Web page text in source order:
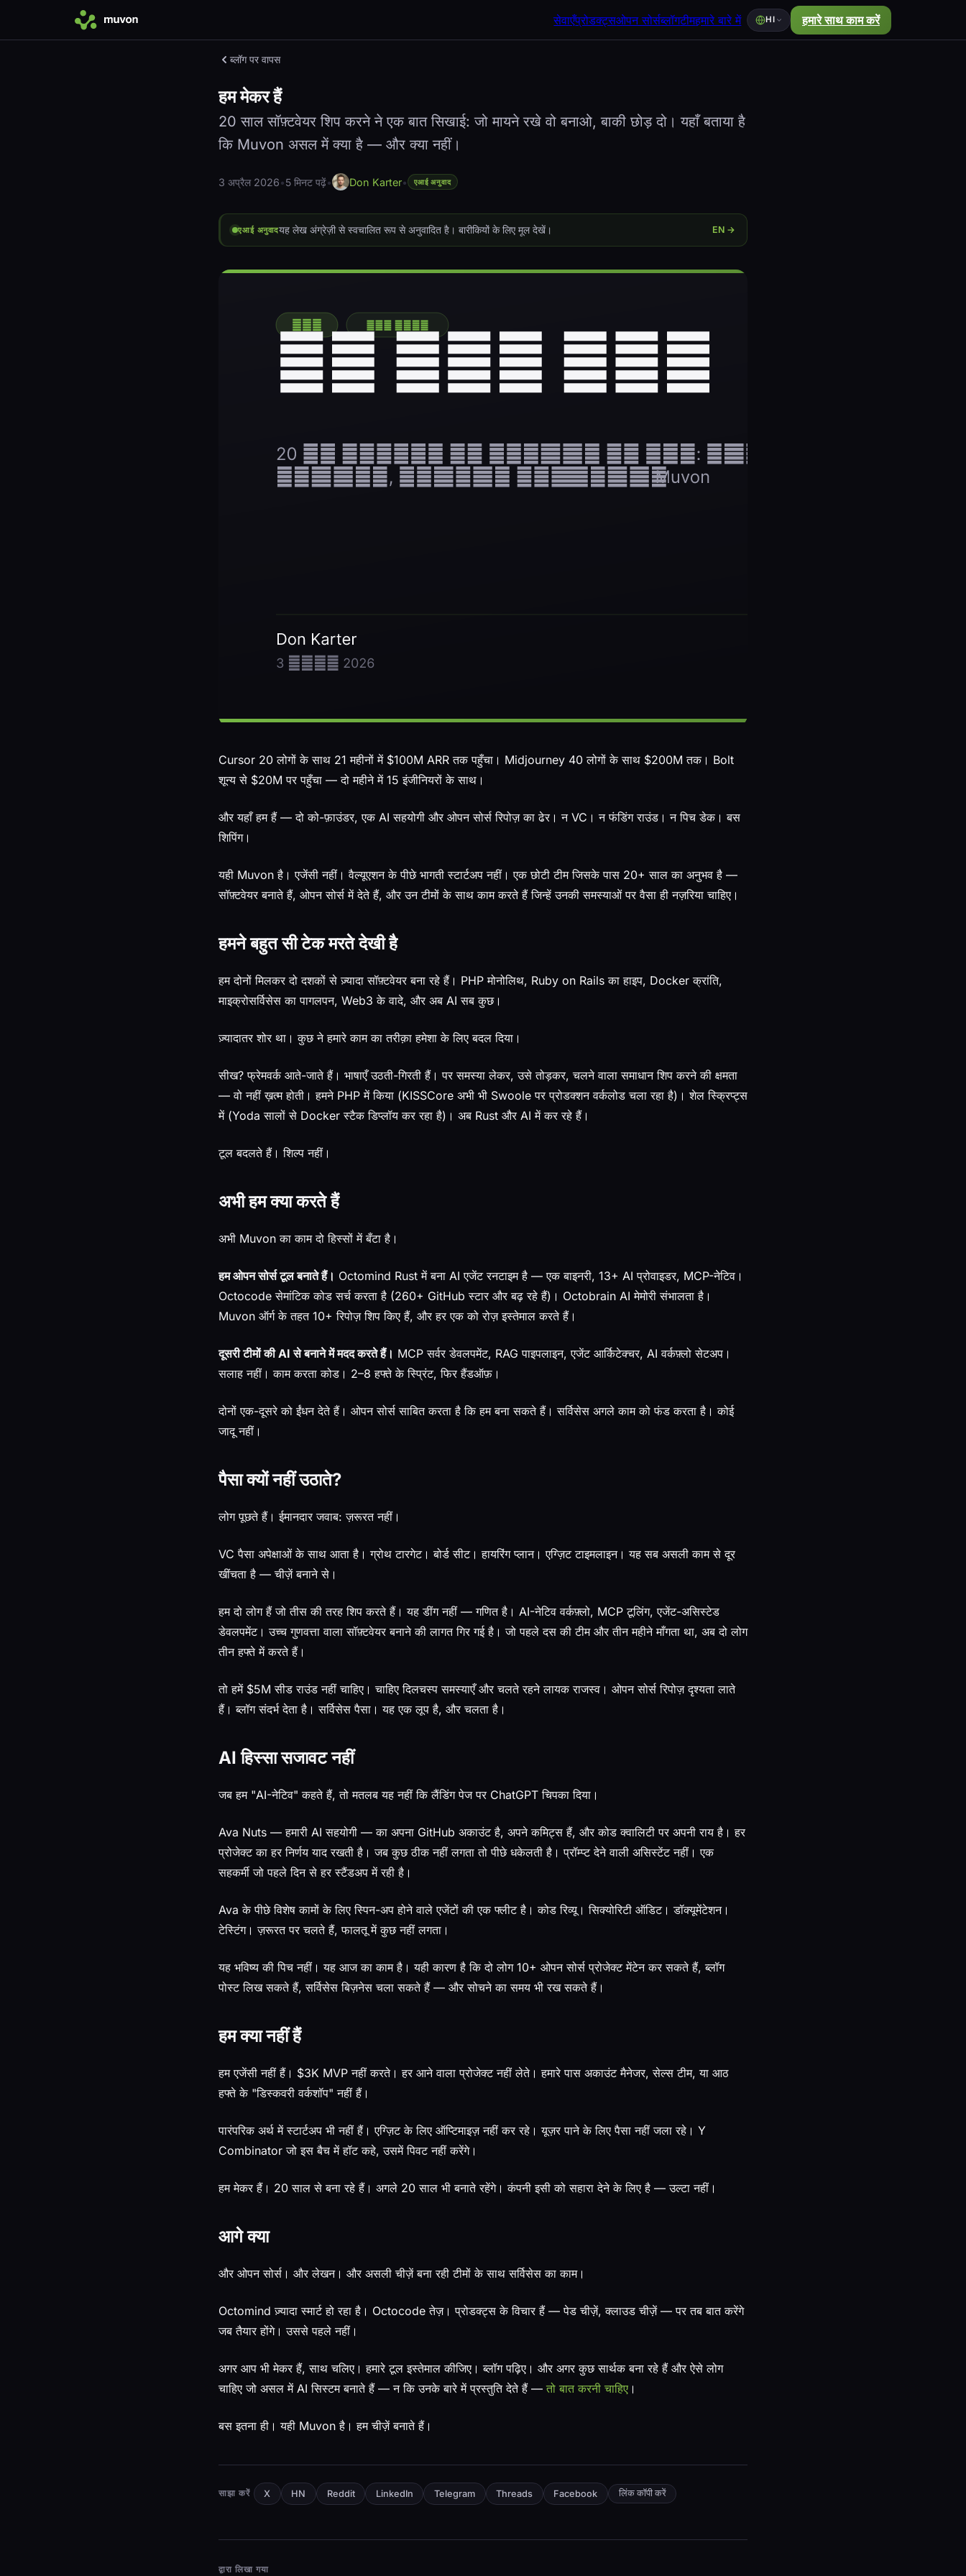
सेवाएँप्रोडक्ट्सओपन सोर्सब्लॉगटीमहमारे बारे में HI हमारे साथ काम करें
ब्लॉग पर वापस
हम मेकर हैं
20 साल सॉफ़्टवेयर शिप करने ने एक बात सिखाई: जो मायने रखे वो बनाओ, बाकी छोड़ दो। यहाँ बताया है
कि Muvon असल में क्या है — और क्या नहीं।
3 अप्रैल 2026•5 मिनट पढ़ें• Don Karter• एआई अनुवाद
एआई अनुवादयह लेख अंग्रेज़ी से स्वचालित रूप से अनुवादित है। बारीकियों के लिए मूल देखें। EN →
Cursor 20 लोगों के साथ 21 महीनों में $100M ARR तक पहुँचा। Midjourney 40 लोगों के साथ $200M तक। Bolt
शून्य से $20M पर पहुँचा — दो महीने में 15 इंजीनियरों के साथ।
और यहाँ हम हैं — दो को-फ़ाउंडर, एक AI सहयोगी और ओपन सोर्स रिपोज़ का ढेर। न VC। न फंडिंग राउंड। न पिच डेक। बस
शिपिंग।
यही Muvon है। एजेंसी नहीं। वैल्यूएशन के पीछे भागती स्टार्टअप नहीं। एक छोटी टीम जिसके पास 20+ साल का अनुभव है —
सॉफ़्टवेयर बनाते हैं, ओपन सोर्स में देते हैं, और उन टीमों के साथ काम करते हैं जिन्हें उनकी समस्याओं पर वैसा ही नज़रिया चाहिए।
हमने बहुत सी टेक मरते देखी है
हम दोनों मिलकर दो दशकों से ज़्यादा सॉफ़्टवेयर बना रहे हैं। PHP मोनोलिथ, Ruby on Rails का हाइप, Docker क्रांति,
माइक्रोसर्विसेस का पागलपन, Web3 के वादे, और अब AI सब कुछ।
ज़्यादातर शोर था। कुछ ने हमारे काम का तरीक़ा हमेशा के लिए बदल दिया।
सीख? फ्रेमवर्क आते-जाते हैं। भाषाएँ उठती-गिरती हैं। पर समस्या लेकर, उसे तोड़कर, चलने वाला समाधान शिप करने की क्षमता
— वो नहीं ख़त्म होती। हमने PHP में किया (KISSCore अभी भी Swoole पर प्रोडक्शन वर्कलोड चला रहा है)। शेल स्क्रिप्ट्स
में (Yoda सालों से Docker स्टैक डिप्लॉय कर रहा है)। अब Rust और AI में कर रहे हैं।
टूल बदलते हैं। शिल्प नहीं।
अभी हम क्या करते हैं
अभी Muvon का काम दो हिस्सों में बँटा है।
हम ओपन सोर्स टूल बनाते हैं। Octomind Rust में बना AI एजेंट रनटाइम है — एक बाइनरी, 13+ AI प्रोवाइडर, MCP-नेटिव।
Octocode सेमांटिक कोड सर्च करता है (260+ GitHub स्टार और बढ़ रहे हैं)। Octobrain AI मेमोरी संभालता है।
Muvon ऑर्ग के तहत 10+ रिपोज़ शिप किए हैं, और हर एक को रोज़ इस्तेमाल करते हैं।
दूसरी टीमों की AI से बनाने में मदद करते हैं। MCP सर्वर डेवलपमेंट, RAG पाइपलाइन, एजेंट आर्किटेक्चर, AI वर्कफ़्लो सेटअप।
सलाह नहीं। काम करता कोड। 2–8 हफ्ते के स्प्रिंट, फिर हैंडऑफ़।
दोनों एक-दूसरे को ईंधन देते हैं। ओपन सोर्स साबित करता है कि हम बना सकते हैं। सर्विसेस अगले काम को फंड करता है। कोई
जादू नहीं।
पैसा क्यों नहीं उठाते?
लोग पूछते हैं। ईमानदार जवाब: ज़रूरत नहीं।
VC पैसा अपेक्षाओं के साथ आता है। ग्रोथ टारगेट। बोर्ड सीट। हायरिंग प्लान। एग्ज़िट टाइमलाइन। यह सब असली काम से दूर
खींचता है — चीज़ें बनाने से।
हम दो लोग हैं जो तीस की तरह शिप करते हैं। यह डींग नहीं — गणित है। AI-नेटिव वर्कफ़्लो, MCP टूलिंग, एजेंट-असिस्टेड
डेवलपमेंट। उच्च गुणवत्ता वाला सॉफ़्टवेयर बनाने की लागत गिर गई है। जो पहले दस की टीम और तीन महीने माँगता था, अब दो लोग
तीन हफ्ते में करते हैं।
तो हमें $5M सीड राउंड नहीं चाहिए। चाहिए दिलचस्प समस्याएँ और चलते रहने लायक राजस्व। ओपन सोर्स रिपोज़ दृश्यता लाते
हैं। ब्लॉग संदर्भ देता है। सर्विसेस पैसा। यह एक लूप है, और चलता है।
AI हिस्सा सजावट नहीं
जब हम "AI-नेटिव" कहते हैं, तो मतलब यह नहीं कि लैंडिंग पेज पर ChatGPT चिपका दिया।
Ava Nuts — हमारी AI सहयोगी — का अपना GitHub अकाउंट है, अपने कमिट्स हैं, और कोड क्वालिटी पर अपनी राय है। हर
प्रोजेक्ट का हर निर्णय याद रखती है। जब कुछ ठीक नहीं लगता तो पीछे धकेलती है। प्रॉम्प्ट देने वाली असिस्टेंट नहीं। एक
सहकर्मी जो पहले दिन से हर स्टैंडअप में रही है।
Ava के पीछे विशेष कामों के लिए स्पिन-अप होने वाले एजेंटों की एक फ्लीट है। कोड रिव्यू। सिक्योरिटी ऑडिट। डॉक्यूमेंटेशन।
टेस्टिंग। ज़रूरत पर चलते हैं, फालतू में कुछ नहीं लगता।
यह भविष्य की पिच नहीं। यह आज का काम है। यही कारण है कि दो लोग 10+ ओपन सोर्स प्रोजेक्ट मेंटेन कर सकते हैं, ब्लॉग
पोस्ट लिख सकते हैं, सर्विसेस बिज़नेस चला सकते हैं — और सोचने का समय भी रख सकते हैं।
हम क्या नहीं हैं
हम एजेंसी नहीं हैं। $3K MVP नहीं करते। हर आने वाला प्रोजेक्ट नहीं लेते। हमारे पास अकाउंट मैनेजर, सेल्स टीम, या आठ
हफ्ते के "डिस्कवरी वर्कशॉप" नहीं हैं।
पारंपरिक अर्थ में स्टार्टअप भी नहीं हैं। एग्ज़िट के लिए ऑप्टिमाइज़ नहीं कर रहे। यूज़र पाने के लिए पैसा नहीं जला रहे। Y
Combinator जो इस बैच में हॉट कहे, उसमें पिवट नहीं करेंगे।
हम मेकर हैं। 20 साल से बना रहे हैं। अगले 20 साल भी बनाते रहेंगे। कंपनी इसी को सहारा देने के लिए है — उल्टा नहीं।
आगे क्या
और ओपन सोर्स। और लेखन। और असली चीज़ें बना रही टीमों के साथ सर्विसेस का काम।
Octomind ज़्यादा स्मार्ट हो रहा है। Octocode तेज़। प्रोडक्ट्स के विचार हैं — पेड चीज़ें, क्लाउड चीज़ें — पर तब बात करेंगे
जब तैयार होंगे। उससे पहले नहीं।
अगर आप भी मेकर हैं, साथ चलिए। हमारे टूल इस्तेमाल कीजिए। ब्लॉग पढ़िए। और अगर कुछ सार्थक बना रहे हैं और ऐसे लोग
चाहिए जो असल में AI सिस्टम बनाते हैं — न कि उनके बारे में प्रस्तुति देते हैं — तो बात करनी चाहिए ।
बस इतना ही। यही Muvon है। हम चीज़ें बनाते हैं।
साझा करें X HN Reddit LinkedIn Telegram Threads Facebook लिंक कॉपी करें
द्वारा लिखा गया